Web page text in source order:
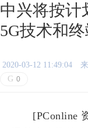
中兴将按计
5G技术和
2020-03-12 11:49:04
G 0
[PConline